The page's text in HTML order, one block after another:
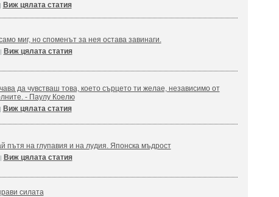
Виж цялата статия
миг, но споменът за нея остава завинаги.
Виж цялата статия
да чувстваш това, което сърцето ти желае, независимо от
- Паулу Коелю
Виж цялата статия
пътя на глупавия и на лудия. Японска мъдрост
Виж цялата статия
силата